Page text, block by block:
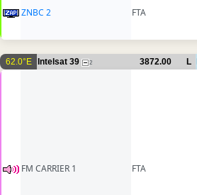
ZNBC 2 FTA
62.0°E Intelsat 39 2 3872.00 L
FM CARRIER 1 FTA